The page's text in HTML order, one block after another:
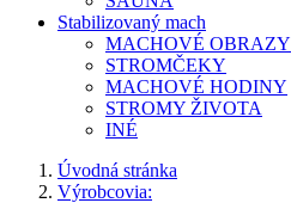
Stabilizovaný mach
MACHOVÉ OBRAZY
STROMČEKY
MACHOVÉ HODINY
STROMY ŽIVOTA
INÉ
Úvodná stránka
Výrobcovia: